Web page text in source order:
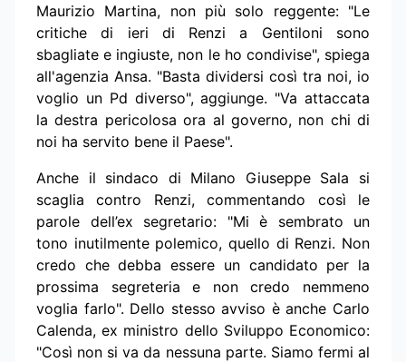
Maurizio Martina, non più solo reggente: "Le
critiche di ieri di Renzi a Gentiloni sono
sbagliate e ingiuste, non le ho condivise", spiega
all'agenzia Ansa. "Basta dividersi così tra noi, io
voglio un Pd diverso", aggiunge. "Va attaccata
la destra pericolosa ora al governo, non chi di
noi ha servito bene il Paese".
Anche il sindaco di Milano Giuseppe Sala si
scaglia contro Renzi, commentando così le
parole dell’ex segretario: "Mi è sembrato un
tono inutilmente polemico, quello di Renzi. Non
credo che debba essere un candidato per la
prossima segreteria e non credo nemmeno
voglia farlo". Dello stesso avviso è anche Carlo
Calenda, ex ministro dello Sviluppo Economico:
"Così non si va da nessuna parte. Siamo fermi al